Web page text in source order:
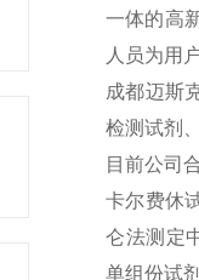
一体的高
人员为用
成都迈斯
检测试剂
目前公司
卡尔费休
仑法测定
单组份试